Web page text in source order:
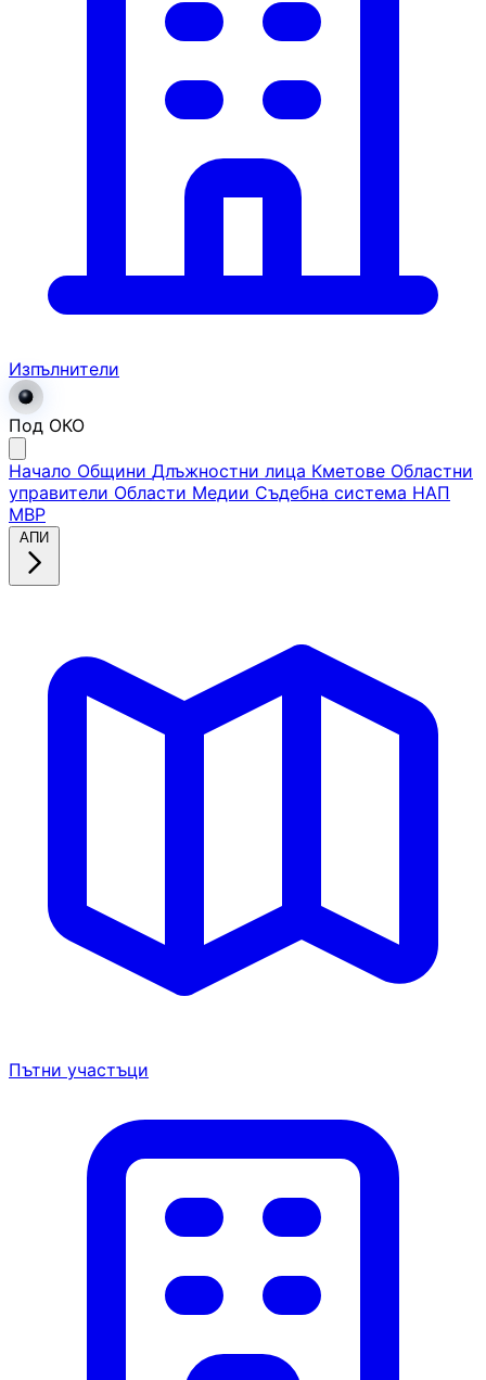
Изпълнители
Под ОКО
Начало Общини Длъжностни лица Кметове Областни
управители Области Медии Съдебна система НАП
МВР
АПИ
Пътни участъци